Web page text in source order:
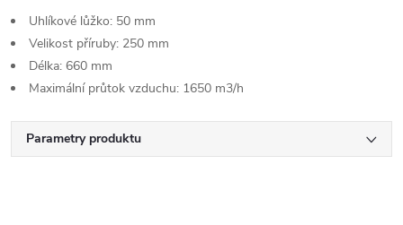
Uhlíkové lůžko: 50 mm
Velikost příruby: 250 mm
Délka: 660 mm
Maximální průtok vzduchu: 1650 m3/h
Parametry produktu